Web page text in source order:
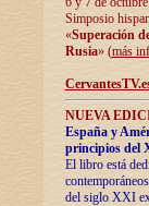
Simposio
«Superación
Rusia» (más
NUEVA
España y
principios del
El libro está
del siglo XXI